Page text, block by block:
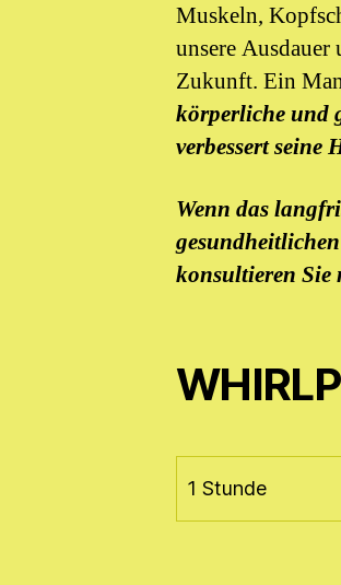
Muskeln,
unsere
Zukunft. Ein
körperliche und
verbessert seine
Wenn das
konsultieren Sie
1 Stunde